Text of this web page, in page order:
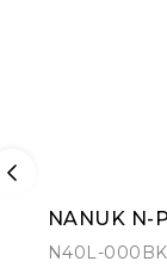
NANUK N-
N40L-